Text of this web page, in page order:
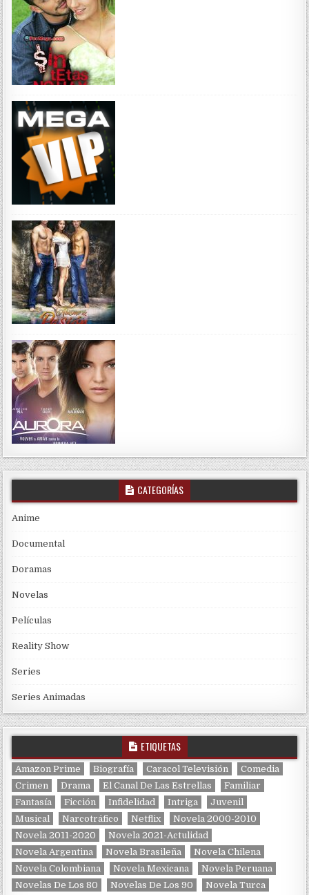
CATEGORÍAS
Anime
Documental
Doramas
Novelas
Películas
Reality Show
Series
Series Animadas
ETIQUETAS
Amazon Prime Biografía Caracol Televisión
Comedia
Crimen
Drama El Canal De Las Estrellas
Familiar
Fantasía
Ficción Infidelidad Intriga
Juvenil
Musical
Narcotráfico Netflix
Novela 2000-2010
Novela 2011-2020
Novela 2021-Actulidad
Novela Argentina
Novela Brasileña
Novela Chilena
Novela Colombiana
Novela Mexicana
Novela Peruana
Novelas De Los 80
Novelas De Los 90 Novela Turca